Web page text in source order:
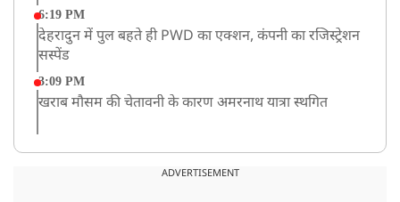
6:19 PM
देहरादुन में पुल बहते ही PWD का एक्शन, कंपनी का रजिस्ट्रेशन
सस्पेंड
3:09 PM
खराब मौसम की चेतावनी के कारण अमरनाथ यात्रा स्थगित
JPSC-JSSC को लेकर बेनतीजा रही सरकार और छात्रों के बीच
ADVERTISEMENT